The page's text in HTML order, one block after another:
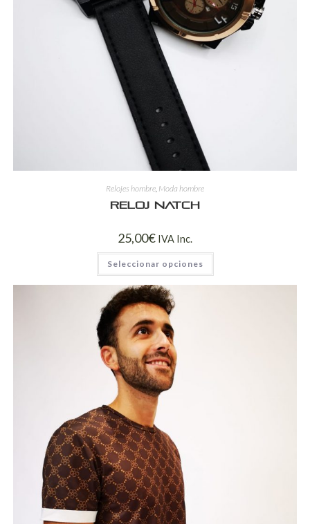
Relojes hombre, Moda hombre
Reloj Natch
25,00€ IVA Inc.
Seleccionar opciones